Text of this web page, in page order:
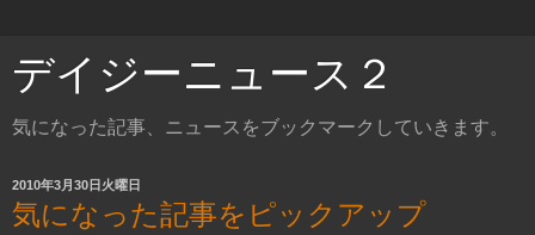
デイジーニュース２
気になった記事、ニュースをブックマークしていきます。
2010年3月30日火曜日
気になった記事をピックアップ